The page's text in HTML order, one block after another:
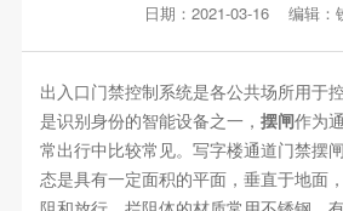
日期：2021-03-16 编辑：
出入口门禁控制系统是各公共场所用于
是识别身份的智能设备之一， 摆闸作为
常出行中比较常见。写字楼通道门禁摆
态是具有一定面积的平面，垂直于地面